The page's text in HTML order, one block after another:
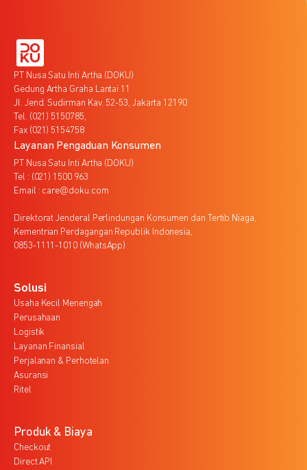
PT Nusa Satu Inti Artha (DOKU)
Gedung Artha Graha Lantai 11
Jl. Jend. Sudirman Kav. 52-53, Jakarta 12190
Tel. (021) 5150785,
Fax (021) 5154758
Layanan Pengaduan Konsumen
PT Nusa Satu Inti Artha (DOKU)
Tel : (021) 1500 963
Email : care@doku.com
Direktorat Jenderal Perlindungan Konsumen dan Tertib Niaga,
Kementrian Perdagangan Republik Indonesia,
0853-1111-1010 (WhatsApp)
Solusi
Usaha Kecil Menengah
Perusahaan
Logistik
Layanan Finansial
Perjalanan & Perhotelan
Asuransi
Ritel
Produk & Biaya
Checkout
Direct API